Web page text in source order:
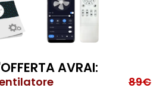
AVRAI:
89€